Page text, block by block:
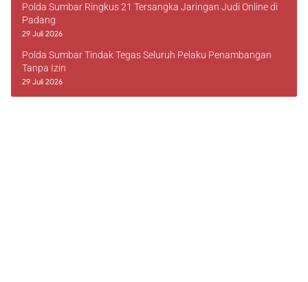
Polda Sumbar Ringkus 21 Tersangka Jaringan Judi Online di
Padang
29 Juli 2026
Polda Sumbar Tindak Tegas Seluruh Pelaku Penambangan
Tanpa Izin
29 Juli 2026